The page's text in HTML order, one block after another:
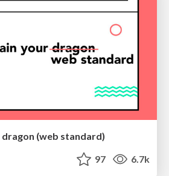
(web standard)
97 6.7k